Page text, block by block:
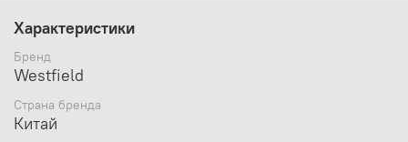
рыбалки имеет размеры
займет больше места.
в специальный чехол-сумку, который легко
транспортировать как в пешем варианте, так и на
Характеристики
Бренд
Westfield
Страна бренда
Китай